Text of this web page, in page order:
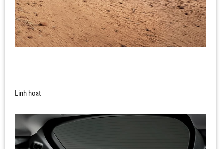
Linh hoạt